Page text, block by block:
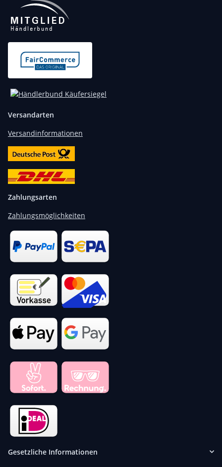
Versandarten
Versandinformationen
Zahlungsarten
Zahlungsmöglichkeiten
Gesetzliche Informationen